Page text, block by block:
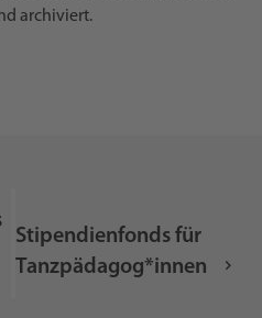
archiviert.
Stipendienfonds für
Tanzpädagog*innen